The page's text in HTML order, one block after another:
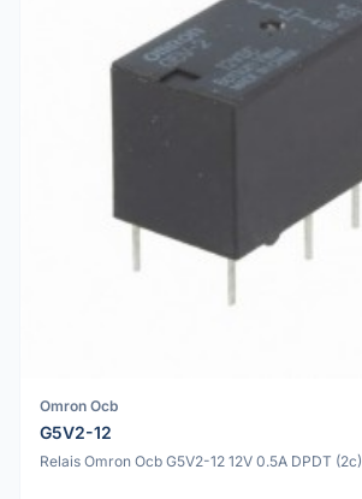
Omron Ocb
G5V2-12
Relais Omron Ocb G5V2-12 12V 0.5A DPDT (2c)